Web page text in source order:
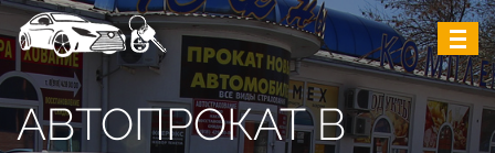
АВТОПРОКАТ В